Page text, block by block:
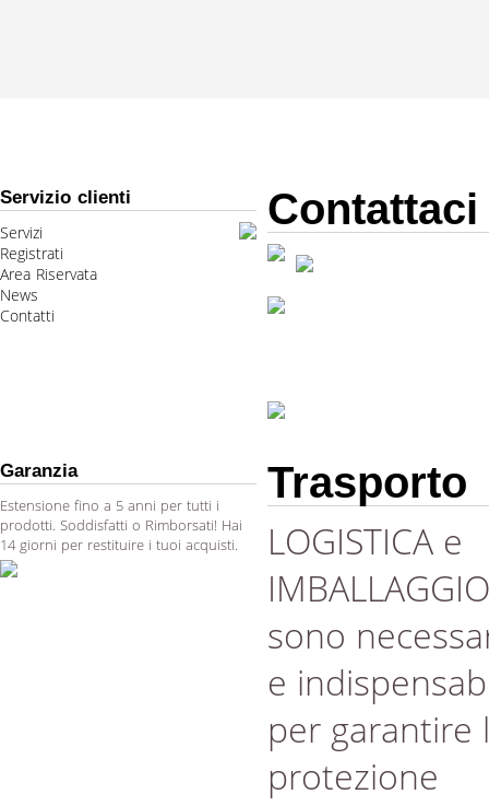
Servizio clienti
Servizi
Registrati
Area Riservata
News
Contatti
Contattaci
Garanzia
Estensione fino a 5 anni per tutti i
prodotti. Soddisfatti o Rimborsati! Hai
14 giorni per restituire i tuoi acquisti.
Trasporto
LOGISTICA e
IMBALLAGGIO
sono
e
per garantire
protezione